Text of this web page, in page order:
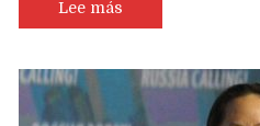
Lee más